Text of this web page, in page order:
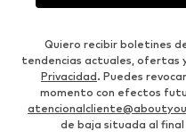
Quiero recibir boletines
tendencias actuales, ofertas
Privacidad. Puedes
momento con efectos
de baja situada al